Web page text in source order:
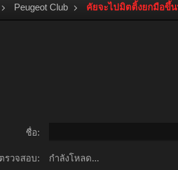
Peugeot Club คัยจะไปมิตติ้งยกมือขึ้
ชื่อ:
รวจสอบ: กำลังโหลด...